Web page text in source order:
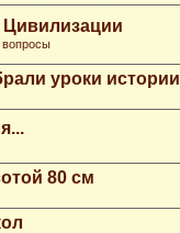
Цивилизации
вопросы
уроки истории
80 см